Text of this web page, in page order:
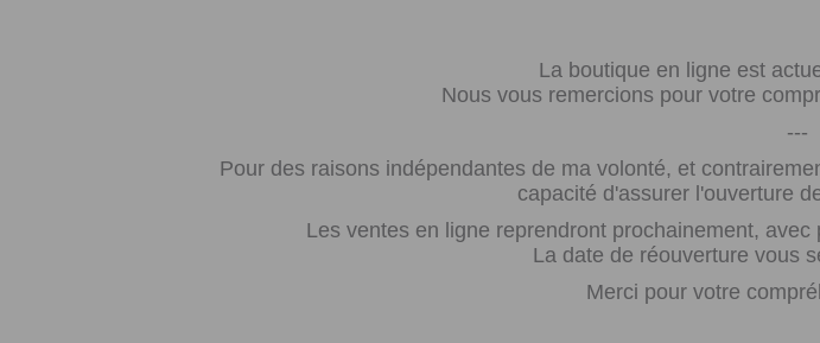
La boutique en ligne est
Nous vous remercions pour votre
---
Pour des raisons indépendantes de ma volonté, et
capacité d'assurer l'ouverture
Les ventes en ligne reprendront prochainement,
La date de réouverture vous
Merci pour votre